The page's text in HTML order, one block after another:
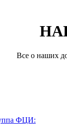
Все о наших
ФЦИ: